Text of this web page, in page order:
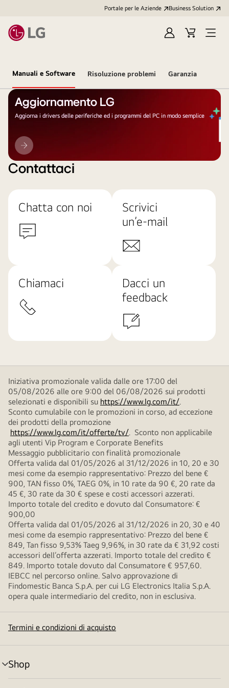
Portale per le Aziende Business Solution
AccediCart
Open
Manuali e Software Risoluzione problemi Garanzia
Aggiornamento LG
Aggiorna i drivers delle periferiche ed i programmi del PC in modo semplice
Aggiornamento
LG
Contattaci
Chatta con noi
Scrivici
un’e-mail
Chiamaci
Dacci un
feedback
Iniziativa promozionale valida dalle ore 17:00 del
05/08/2026 alle ore 9:00 del 06/08/2026 sui prodotti
selezionati e disponibili su https://www.lg.com/it/.
Sconto cumulabile con le promozioni in corso, ad eccezione
dei prodotti della promozione
https://www.lg.com/it/offerte/tv/. Sconto non applicabile
agli utenti Vip Program e Corporate Benefits
Messaggio pubblicitario con finalità promozionale
Offerta valida dal 01/05/2026 al 31/12/2026 in 10, 20 e 30
mesi come da esempio rappresentativo: Prezzo del bene €
900, TAN fisso 0%, TAEG 0%, in 10 rate da 90 €, 20 rate da
45 €, 30 rate da 30 € spese e costi accessori azzerati.
Importo totale del credito e dovuto dal Consumatore: €
900,00
Offerta valida dal 01/05/2026 al 31/12/2026 in 20, 30 e 40
mesi come da esempio rappresentativo: Prezzo del bene €
849, Tan fisso 9,53% Taeg 9,96%, in 30 rate da € 31,92 costi
accessori dell’offerta azzerati. Importo totale del credito €
849. Importo totale dovuto dal Consumatore € 957,60.
IEBCC nel percorso online. Salvo approvazione di
Findomestic Banca S.p.A. per cui LG Electronics Italia S.p.A.
opera quale intermediario del credito, non in esclusiva.
Termini e condizioni di acquisto
Shop
Attivazione
menu